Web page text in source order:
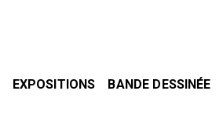
EXPOSITIONS BANDE DESSINÉE